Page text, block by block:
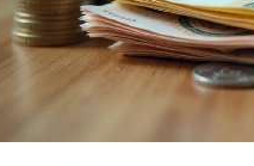
уловки мошенников.